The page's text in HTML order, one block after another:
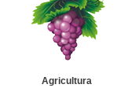
Agricultura